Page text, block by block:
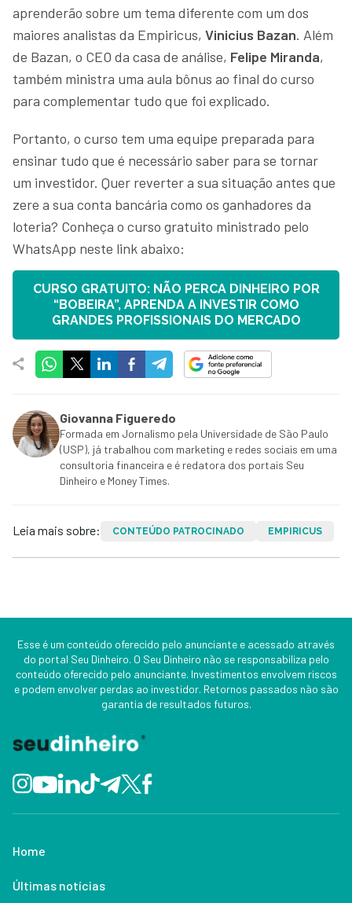
aprenderão sobre um tema diferente com um dos
maiores analistas da Empiricus, Vinicius Bazan. Além
de Bazan, o CEO da casa de análise, Felipe Miranda,
também ministra uma aula bônus ao final do curso
para complementar tudo que foi explicado.
Portanto, o curso tem uma equipe preparada para
ensinar tudo que é necessário saber para se tornar
um investidor. Quer reverter a sua situação antes que
zere a sua conta bancária como os ganhadores da
loteria? Conheça o curso gratuito ministrado pelo
WhatsApp neste link abaixo:
CURSO GRATUITO: NÃO PERCA DINHEIRO POR
“BOBEIRA”, APRENDA A INVESTIR COMO
GRANDES PROFISSIONAIS DO MERCADO
Giovanna Figueredo
Formada em Jornalismo pela Universidade de São Paulo
(USP), já trabalhou com marketing e redes sociais em uma
consultoria financeira e é redatora dos portais Seu
Dinheiro e Money Times.
Leia mais sobre: CONTEÚDO PATROCINADO EMPIRICUS
Esse é um conteúdo oferecido pelo anunciante e acessado através
do portal Seu Dinheiro. O Seu Dinheiro não se responsabiliza pelo
conteúdo oferecido pelo anunciante. Investimentos envolvem riscos
e podem envolver perdas ao investidor. Retornos passados não são
garantia de resultados futuros.
Home
Últimas notícias